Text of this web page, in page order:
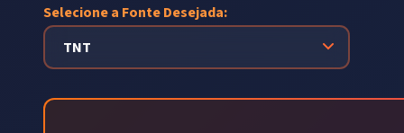
Selecione a Fonte Desejada: